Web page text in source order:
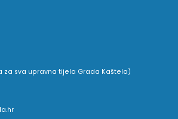
za sva upravna tijela Grada Kaštela)